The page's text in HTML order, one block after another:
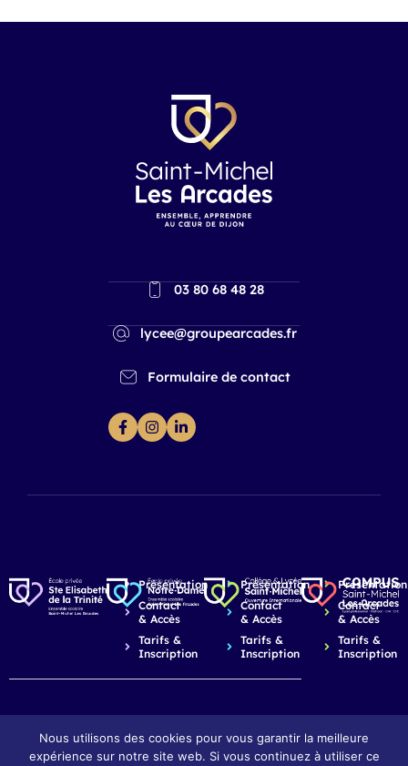
03 80 68 48 28
lycee@groupearcades.fr
Formulaire de contact
Présentation
Contact
& Accès
Tarifs &
Inscription
Présentation
Contact
& Accès
Tarifs &
Inscription
Présentation
Contact
& Accès
Tarifs &
Inscription
© 2026 Saint-Michel Les Arcades - Dijon Mentions légales
Nous utilisons des cookies pour vous garantir la meilleure
expérience sur notre site web. Si vous continuez à utiliser ce